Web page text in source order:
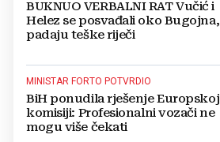
BUKNUO VERBALNI RAT Vučić i
Helez se posvađali oko Bugojna,
padaju teške riječi
MINISTAR FORTO POTVRDIO
BiH ponudila rješenje Europskoj
komisiji: Profesionalni vozači ne
mogu više čekati